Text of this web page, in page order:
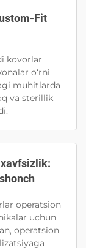
Fit
kovorlar
o‘rni
muhitlarda
va sterillik
operatsion
uchun
operatsion